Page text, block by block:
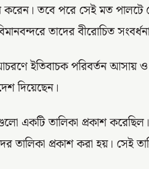
তবে পরে সেই মত পালটে
তাদের বীরোচিত
আচরণে ইতিবাচক পরিবর্তন আসায়
দিয়েছেন।
একটি তালিকা প্রকাশ
তালিকা প্রকাশ করা হয়। সেই